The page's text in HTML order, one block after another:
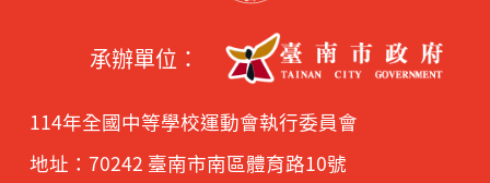
承辦單位：
114年全國中等學校運動會執行委員會
地址：70242 臺南市南區體育路10號